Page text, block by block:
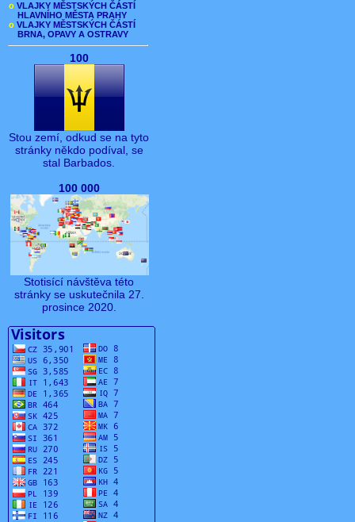
o VLAJKY MĚSTSKÝCH ČÁSTÍ
HLAVNÍHO MĚSTA PRAHY
o VLAJKY MĚSTSKÝCH ČÁSTÍ
BRNA, OPAVY A OSTRAVY
100
Stou zemí, odkud se na tyto
stránky někdo podíval, se
stal Barbados.
100 000
Stotisící návštěva této
stránky se uskutečnila 27.
prosince 2020.